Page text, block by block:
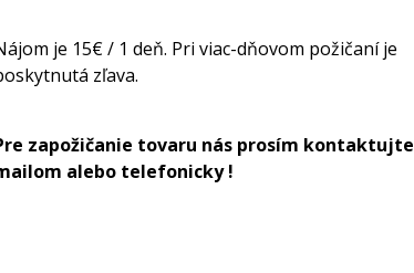
je 15€ / 1 deň. Pri viac-dňovom požičaní je
zľava.
zapožičanie tovaru nás prosím kontaktujte
alebo telefonicky !